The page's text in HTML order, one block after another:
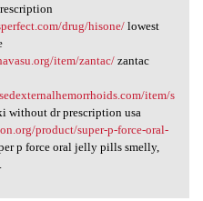
drug/hisone/lowest
item/zantac/zantac
item/s
without dr prescription usa
product/super-p-force-oral-
p force oral jelly pills smelly,